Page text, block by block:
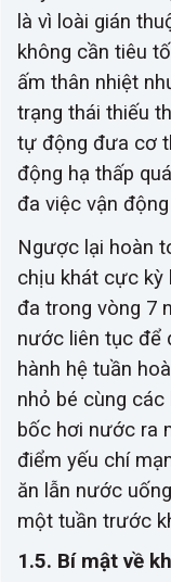
là vì loài gián
không cần tiêu
ấm thân nhiệt
trạng thái thiếu
tự động đưa cơ
động hạ thấp
đa việc vận
Ngược lại hoàn
chịu khát cực kỳ
đa trong vòng 7
nước liên tục để
hành hệ tuần
nhỏ bé cùng
bốc hơi nước ra
điểm yếu chí
ăn lẫn nước
một tuần trước
1.5. Bí mật về